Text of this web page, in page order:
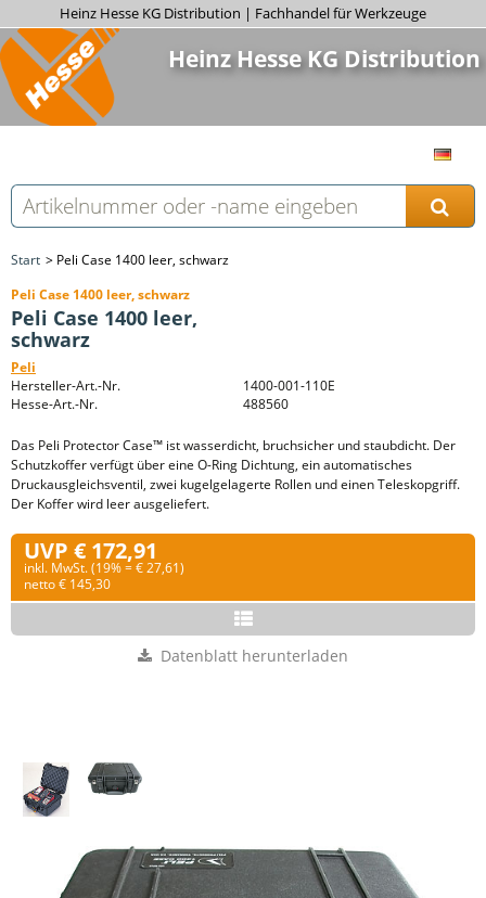
Heinz Hesse KG Distribution | Fachhandel für Werkzeuge
Heinz Hesse KG Distribution
Start
Peli Case 1400 leer, schwarz
Peli Case 1400 leer, schwarz
Peli Case 1400 leer,
schwarz
Peli
Hersteller-Art.-Nr.
1400-001-110E
Hesse-Art.-Nr.
488560
Das Peli Protector Case™ ist wasserdicht, bruchsicher und staubdicht. Der
Schutzkoffer verfügt über eine O-Ring Dichtung, ein automatisches
Druckausgleichsventil, zwei kugelgelagerte Rollen und einen Teleskopgriff.
Der Koffer wird leer ausgeliefert.
UVP € 172,91
inkl. MwSt. (19% = € 27,61)
netto € 145,30
Datenblatt herunterladen